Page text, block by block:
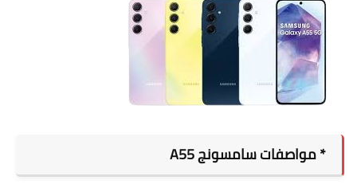
* مواصفات سامسونجA55